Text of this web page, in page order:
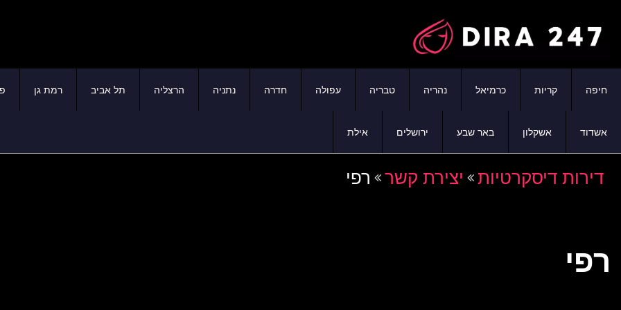
חיפה קריות כרמיאל נהריה טבריה עפולה חדרה נתניה הרצליה תל אביב רמת גן
אשדוד אשקלון באר שבע ירושלים אילת
דירות דיסקרטיות יצירת קשר רפי
רפי